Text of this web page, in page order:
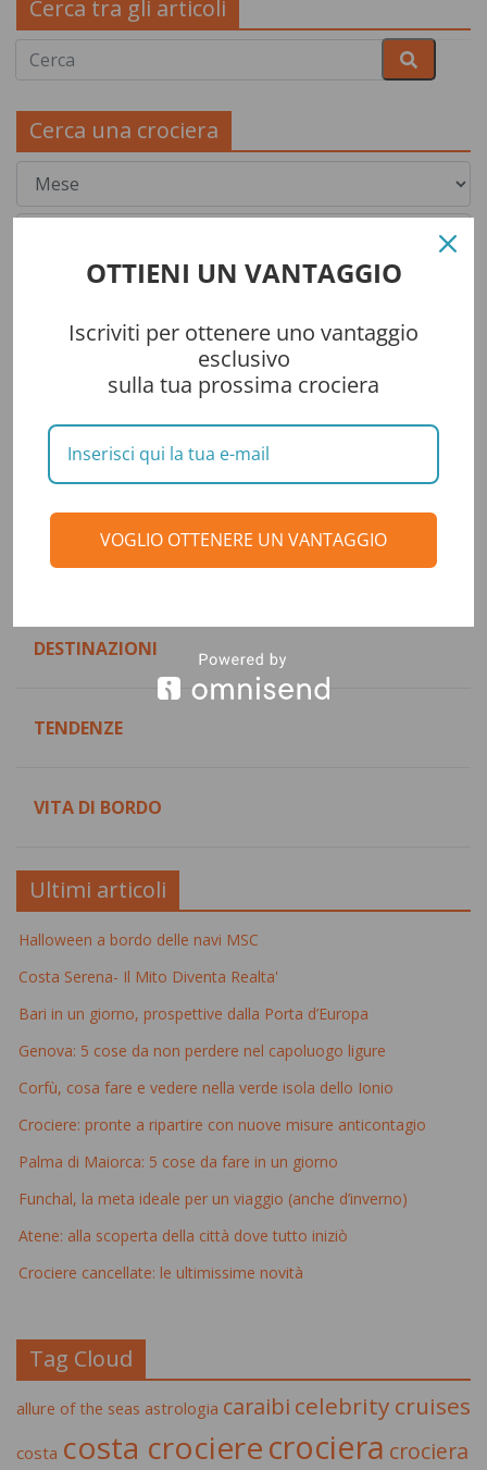
Cerca tra gli articoli
Cerca una crociera
Categorie
CONSIGLI DI VIAGGIO
DESTINAZIONI
TENDENZE
VITA DI BORDO
Ultimi articoli
Halloween a bordo delle navi MSC
Costa Serena- Il Mito Diventa Realta'
Bari in un giorno, prospettive dalla Porta d’Europa
Genova: 5 cose da non perdere nel capoluogo ligure
Corfù, cosa fare e vedere nella verde isola dello Ionio
Crociere: pronte a ripartire con nuove misure anticontagio
Palma di Maiorca: 5 cose da fare in un giorno
Funchal, la meta ideale per un viaggio (anche d’inverno)
Atene: alla scoperta della città dove tutto iniziò
Crociere cancellate: le ultimissime novità
Tag Cloud
allure of the seas astrologia caraibi celebrity cruises
costa costa crocierecrociera crociera
OTTIENI UN VANTAGGIO
Iscriviti per ottenere uno vantaggio
esclusivo
sulla tua prossima crociera
VOGLIO OTTENERE UN VANTAGGIO